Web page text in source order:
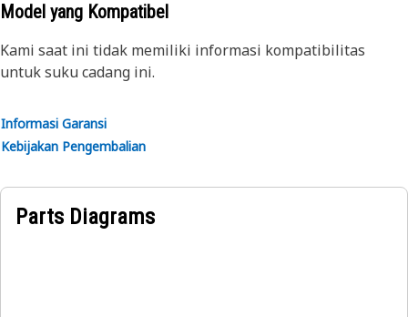
Model yang Kompatibel
Kami saat ini tidak memiliki informasi kompatibilitas
untuk suku cadang ini.
Informasi Garansi
Kebijakan Pengembalian
Parts Diagrams